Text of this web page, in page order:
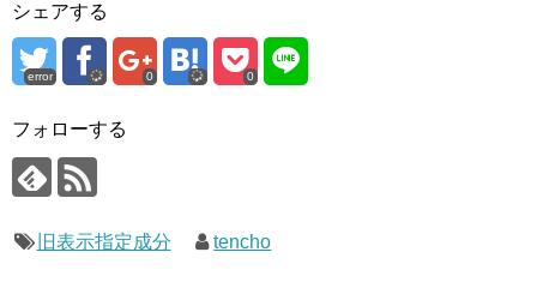
シェアする
error 0 0
フォローする
旧表示指定成分 tencho